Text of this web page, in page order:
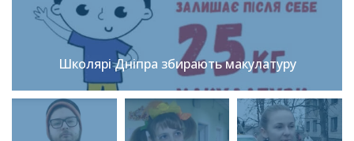
Школярі Дніпра збирають макулатуру